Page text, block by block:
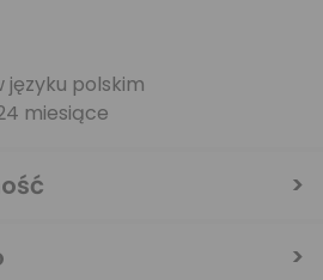
języku polskim
miesiące